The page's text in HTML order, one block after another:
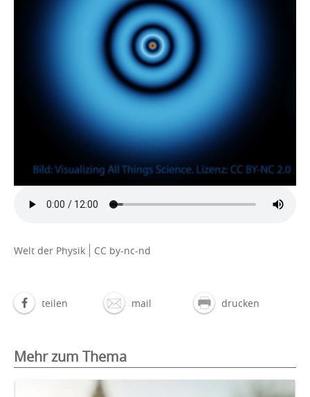
Welt der Physik CC by-nc-nd
teilen mail drucken
Mehr zum Thema